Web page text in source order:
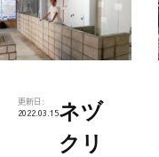
更新日:
2022.03.15ネヅ
クリ